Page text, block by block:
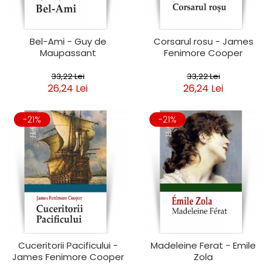
Bel-Ami - Guy de
Maupassant
33,22 Lei
26,24 Lei
Corsarul rosu - James
Fenimore Cooper
33,22 Lei
26,24 Lei
-21%
Cuceritorii Pacificului -
James Fenimore Cooper
-21%
Madeleine Ferat - Emile
Zola